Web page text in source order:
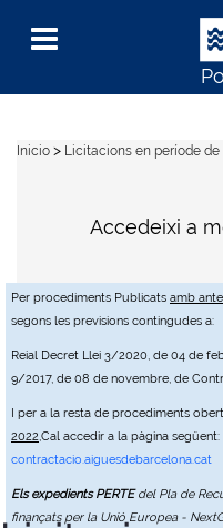
Per procediments Publicats amb
segons les previsions contingudes a:
Reial Decret Llei 3/2020, de 04 de
9/2017, de 08 de novembre, de
I per a la resta de procediments
2022,Cal accedir a la pàgina següent:
contractacio.aiguesdebarcelona.cat
Els expedients PERTEdel Pla de
finançats per la Unió Europea -
Menu
Accedeixi a
Inicio > Licitacions en període